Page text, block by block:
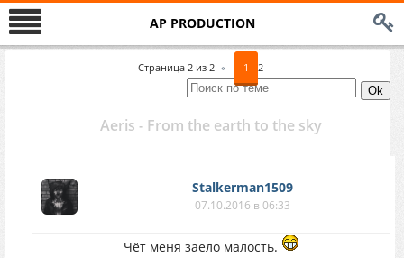
AP PRODUCTION
Страница 2 из 2 « 1 2
Aeris - From the earth to the sky
Stalkerman1509
07.10.2016 в 06:33
Чёт меня заело малость.